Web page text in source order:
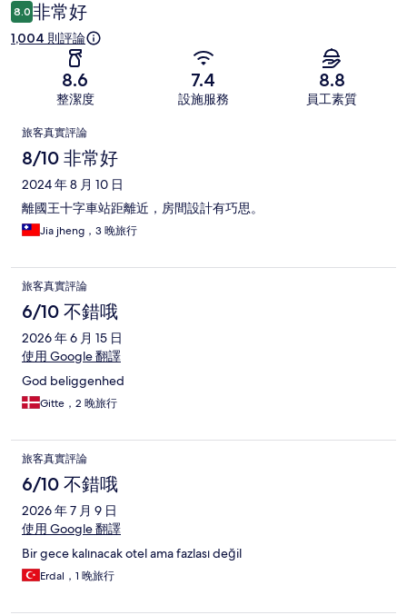
8.0 非常好
1,004 則評論
8.6
整潔度
7.4
設施服務
8.8
員工素質
評
論
旅客真實評論
8/10 非常好
2024 年 8 月 10 日
離國王十字車站距離近，房間設計有巧思。
Jia jheng，3 晚旅行
旅客真實評論
6/10 不錯哦
2026 年 6 月 15 日
使用 Google 翻譯
God beliggenhed
Gitte，2 晚旅行
旅客真實評論
6/10 不錯哦
2026 年 7 月 9 日
使用 Google 翻譯
Bir gece kalınacak otel ama fazlası değil
Erdal，1 晚旅行